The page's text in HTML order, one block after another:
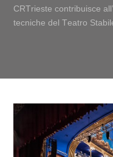
CRTrieste contribuisce
tecniche del Teatro